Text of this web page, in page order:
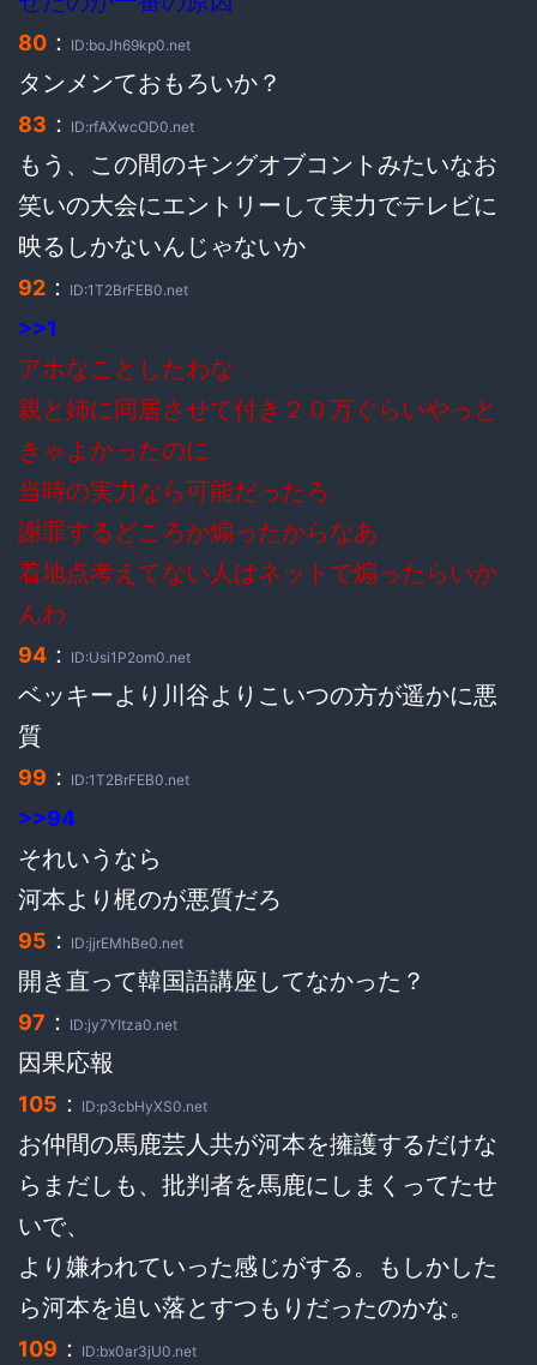
80 ： ID:boJh69kp0.net
タンメンておもろいか？
83 ： ID:rfAXwcOD0.net
もう、この間のキングオブコントみたいなお
笑いの大会にエントリーして実力でテレビに
映るしかないんじゃないか
92 ： ID:1T2BrFEB0.net
>>1
アホなことしたわな
親と姉に同居させて付き２０万ぐらいやっと
きゃよかったのに
当時の実力なら可能だったろ
謝罪するどころか煽ったからなあ
着地点考えてない人はネットで煽ったらいか
んわ
94 ： ID:Usi1P2om0.net
ベッキーより川谷よりこいつの方が遥かに悪
質
99 ： ID:1T2BrFEB0.net
>>94
それいうなら
河本より梶のが悪質だろ
95 ： ID:jjrEMhBe0.net
開き直って韓国語講座してなかった？
97 ： ID:jy7YItza0.net
因果応報
105 ： ID:p3cbHyXS0.net
お仲間の馬鹿芸人共が河本を擁護するだけな
らまだしも、批判者を馬鹿にしまくってたせ
いで、
より嫌われていった感じがする。もしかした
ら河本を追い落とすつもりだったのかな。
109 ： ID:bx0ar3jU0.net